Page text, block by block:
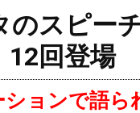
スピー
12回登場
ョンで語ら